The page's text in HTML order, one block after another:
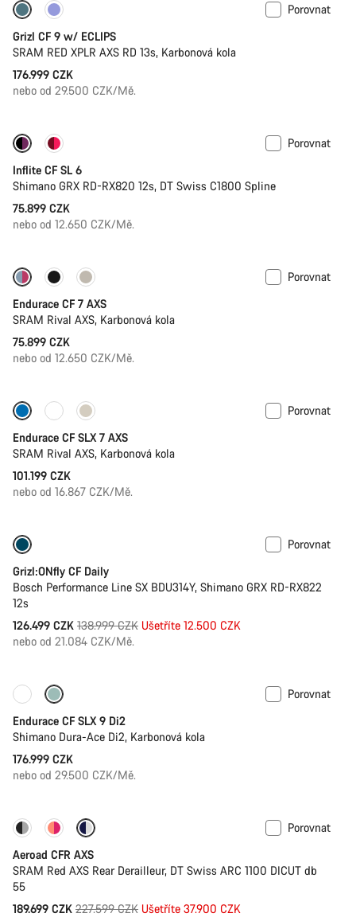
Nové Zboží
Porovnat
Grizl CF 9 w/ ECLIPS
SRAM RED XPLR AXS RD 13s, Karbonová kola
176.999 CZK
nebo od 29.500 CZK/Mě.
Porovnat
Inflite CF SL 6
Shimano GRX RD-RX820 12s, DT Swiss C1800 Spline
75.899 CZK
nebo od 12.650 CZK/Mě.
Porovnat
Endurace CF 7 AXS
SRAM Rival AXS, Karbonová kola
75.899 CZK
nebo od 12.650 CZK/Mě.
Dostupné pouze v L | XL
Porovnat
Endurace CF SLX 7 AXS
SRAM Rival AXS, Karbonová kola
101.199 CZK
nebo od 16.867 CZK/Mě.
Porovnat
Grizl:ONfly CF Daily
Bosch Performance Line SX BDU314Y, Shimano GRX RD-RX822
12s
126.499 CZK Původní
cena
138.999 CZK Ušetříte 12.500 CZK
nebo od 21.084 CZK/Mě.
Dostupné pouze v 2XS | XS
Porovnat
Endurace CF SLX 9 Di2
Shimano Dura-Ace Di2, Karbonová kola
176.999 CZK
nebo od 29.500 CZK/Mě.
-17% Wattmetr
Porovnat
Aeroad CFR AXS
SRAM Red AXS Rear Derailleur, DT Swiss ARC 1100 DICUT db
55
189.699 CZK Původní
227.599 CZK Ušetříte 37.900 CZK